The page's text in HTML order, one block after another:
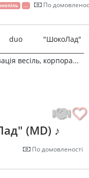
... По
duo "ШокоЛад"
весіль, корпора...
(MD) ♪
По домовленості